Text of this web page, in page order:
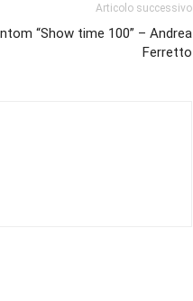
Articolo successivo
“Show time 100” – Andrea
Ferretto